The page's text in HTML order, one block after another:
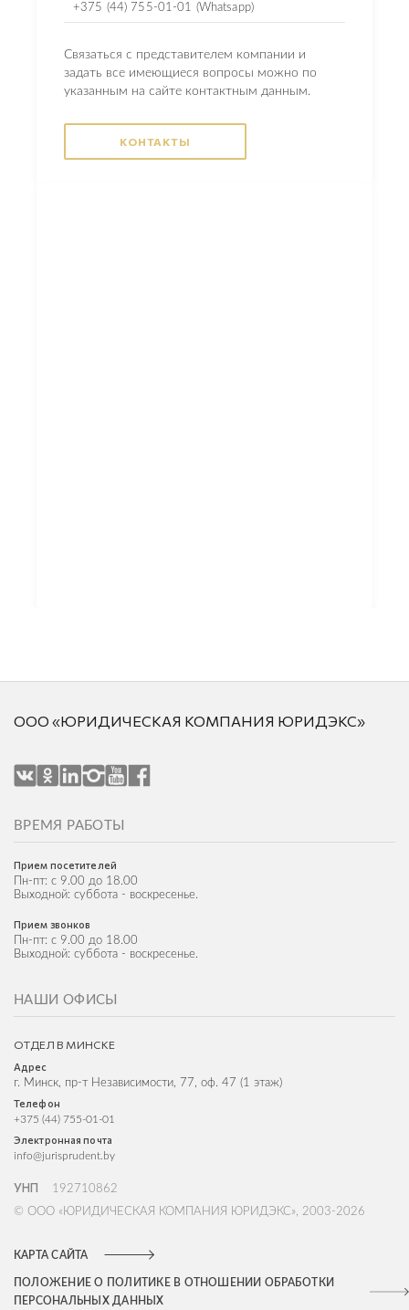
+375 (44) 755-01-01 (Whatsapp)
Связаться с представителем компании и
задать все имеющиеся вопросы можно по
указанным на сайте контактным данным.
КОНТАКТЫ
ООО «ЮРИДИЧЕСКАЯ КОМПАНИЯ ЮРИДЭКС»
НАШИ ОФИСЫ
ОТДЕЛ В МИНСКЕ
Адрес
г. Минск, пр-т Независимости, 77, оф. 47 (1 этаж)
Телефон
+375 (44) 755-01-01
Электронная почта
info@jurisprudent.by
УНП
192710862
© ООО «ЮРИДИЧЕСКАЯ КОМПАНИЯ ЮРИДЭКС», 2003-2026
КАРТА САЙТА
ПОЛОЖЕНИЕ О ПОЛИТИКЕ В ОТНОШЕНИИ ОБРАБОТКИ
ПЕРСОНАЛЬНЫХ ДАННЫХ
ВРЕМЯ РАБОТЫ
Прием посетителей
Пн-пт: с 9.00 до 18.00
Выходной: суббота - воскресенье.
Прием звонков
Пн-пт: с 9.00 до 18.00
Выходной: суббота - воскресенье.